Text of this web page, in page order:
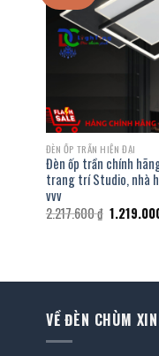
ĐÈN ỐP TRẦN HIỆN ĐẠI
Đèn ốp trần chính
trang trí Studio, nhà
vvv
2.217.600₫ Giá
gốc
VỀ ĐÈN CHÙM